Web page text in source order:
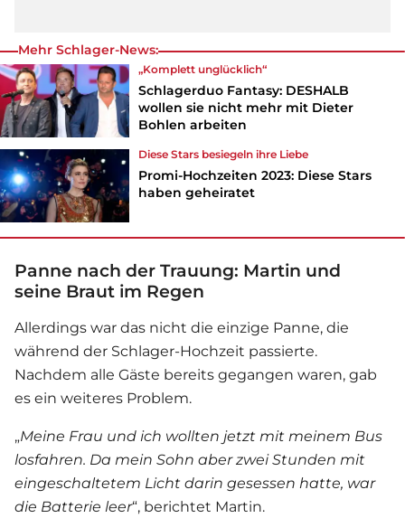
Mehr Schlager-News:
„Komplett unglücklich“
Schlagerduo Fantasy: DESHALB
wollen sie nicht mehr mit Dieter
Bohlen arbeiten
DieseStars besiegeln ihre Liebe
Promi-Hochzeiten 2023: Diese Stars
haben geheiratet
Panne nach der Trauung: Martin und
seine Braut im Regen
Allerdings war das nicht die einzige Panne, die
während der Schlager-Hochzeit passierte.
Nachdem alle Gäste bereits gegangen waren, gab
es ein weiteres Problem.
„Meine Frau und ich wollten jetzt mit meinem Bus
losfahren. Da mein Sohn aber zwei Stunden mit
eingeschaltetem Licht darin gesessen hatte, war
die Batterie leer“, berichtet Martin.